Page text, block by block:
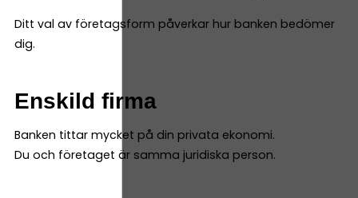
Ditt val av företagsform påverkar hur banken bedömer
dig.
Enskild firma
Banken tittar mycket på din privata ekonomi.
Du och företaget är samma juridiska person.